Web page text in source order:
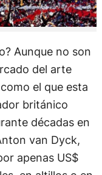
Aunque no son
del arte
el que esta
británico
décadas en
van Dyck,
apenas US$